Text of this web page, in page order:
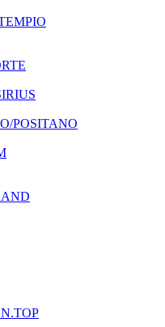
POSITANO